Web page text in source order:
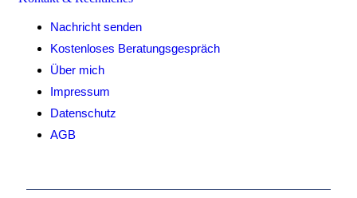
Nachricht senden
Kostenloses Beratungsgespräch
Über mich
Impressum
Datenschutz
AGB